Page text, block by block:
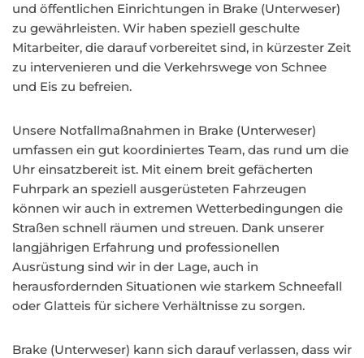
und öffentlichen Einrichtungen in Brake (Unterweser)
zu gewährleisten. Wir haben speziell geschulte
Mitarbeiter, die darauf vorbereitet sind, in kürzester Zeit
zu intervenieren und die Verkehrswege von Schnee
und Eis zu befreien.
Unsere Notfallmaßnahmen in Brake (Unterweser)
umfassen ein gut koordiniertes Team, das rund um die
Uhr einsatzbereit ist. Mit einem breit gefächerten
Fuhrpark an speziell ausgerüsteten Fahrzeugen
können wir auch in extremen Wetterbedingungen die
Straßen schnell räumen und streuen. Dank unserer
langjährigen Erfahrung und professionellen
Ausrüstung sind wir in der Lage, auch in
herausfordernden Situationen wie starkem Schneefall
oder Glatteis für sichere Verhältnisse zu sorgen.
Brake (Unterweser) kann sich darauf verlassen, dass wir